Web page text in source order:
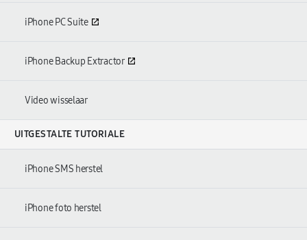
iPhone PC Suite
iPhone Backup Extractor
Video wisselaar
UITGESTALTE TUTORIALE
iPhone SMS herstel
iPhone foto herstel